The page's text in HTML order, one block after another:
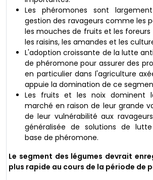
Les phéromones sont
gestion des ravageurs comme les
les mouches de fruits et les
les raisins, les amandes et les
L'adoption croissante de la lutte
de phéromone pour assurer des
en particulier dans l'agriculture
appuie la domination de ce
Les fruits et les noix dominent
marché en raison de leur grande
de leur vulnérabilité aux
généralisée de solutions de
base de phéromone.
Le segment des légumes devrait
plus rapide au cours de la période de